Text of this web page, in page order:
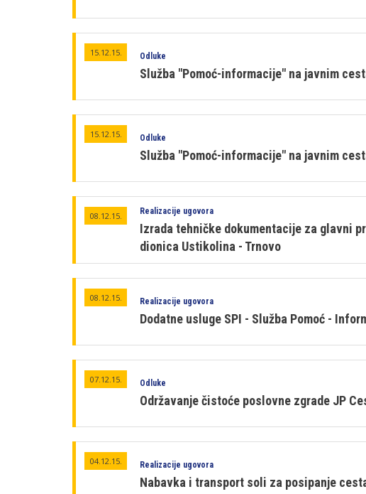
15.12.15. Odluke
Služba "Pomoć-informacije" na javnim
15.12.15. Odluke
Služba "Pomoć-informacije" na javnim
08.12.15. Realizacije ugovora
Izrada tehničke dokumentacije za glavni
dionica Ustikolina - Trnovo
08.12.15. Realizacije ugovora
Dodatne usluge SPI - Služba Pomoć -
07.12.15. Odluke
Održavanje čistoće poslovne zgrade JP
04.12.15. Realizacije ugovora
Nabavka i transport soli za posipanje